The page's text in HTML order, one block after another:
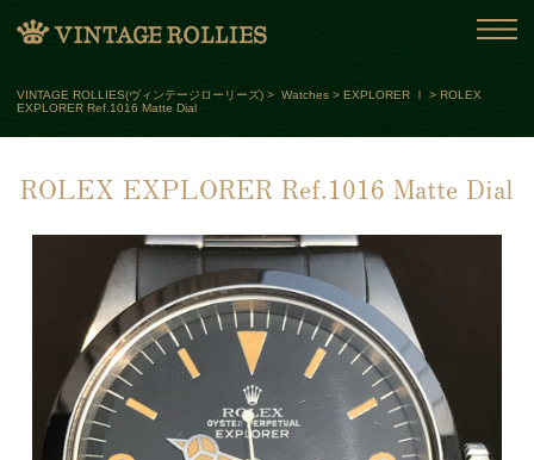
VINTAGE ROLLIES(ヴィンテージローリーズ) > Watches > EXPLORER Ⅰ > ROLEX
EXPLORER Ref.1016 Matte Dial
ROLEX EXPLORER Ref.1016 Matte Dial